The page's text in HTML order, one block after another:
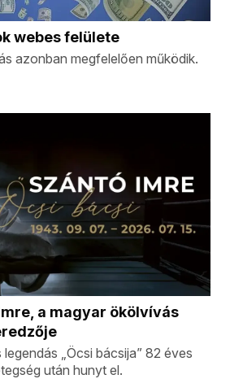
webes felülete
azonban megfelelően működik.
a magyar ökölvívás
„Öcsi bácsija” 82 éves
után hunyt el.